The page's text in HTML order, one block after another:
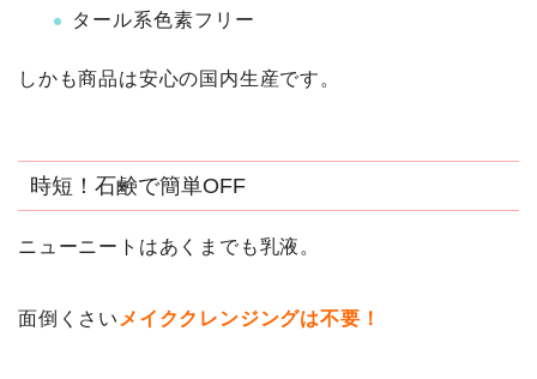
タール系色素フリー
しかも商品は安心の国内生産です。
時短！石鹸で簡単OFF
ニューニートはあくまでも乳液。
面倒くさい メイククレンジングは不要！